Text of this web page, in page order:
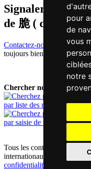
pour
de
vous
notre
Signaler
de 脆 ( ceoi /
Contactez-nous!
Votre
toujours bienvenus.
Chercher nouveau mot:
par liste des mots
par saisie de texte
Tous les contenus sont
internationaux |
mentions
confidentialité